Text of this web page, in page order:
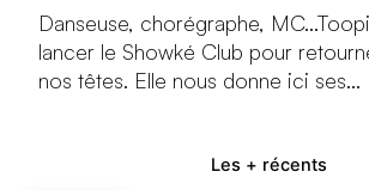
Les + récents
Danseuse, chorégraphe,
lancer le Showké Club pour
nos têtes. Elle nous donne ici ses...